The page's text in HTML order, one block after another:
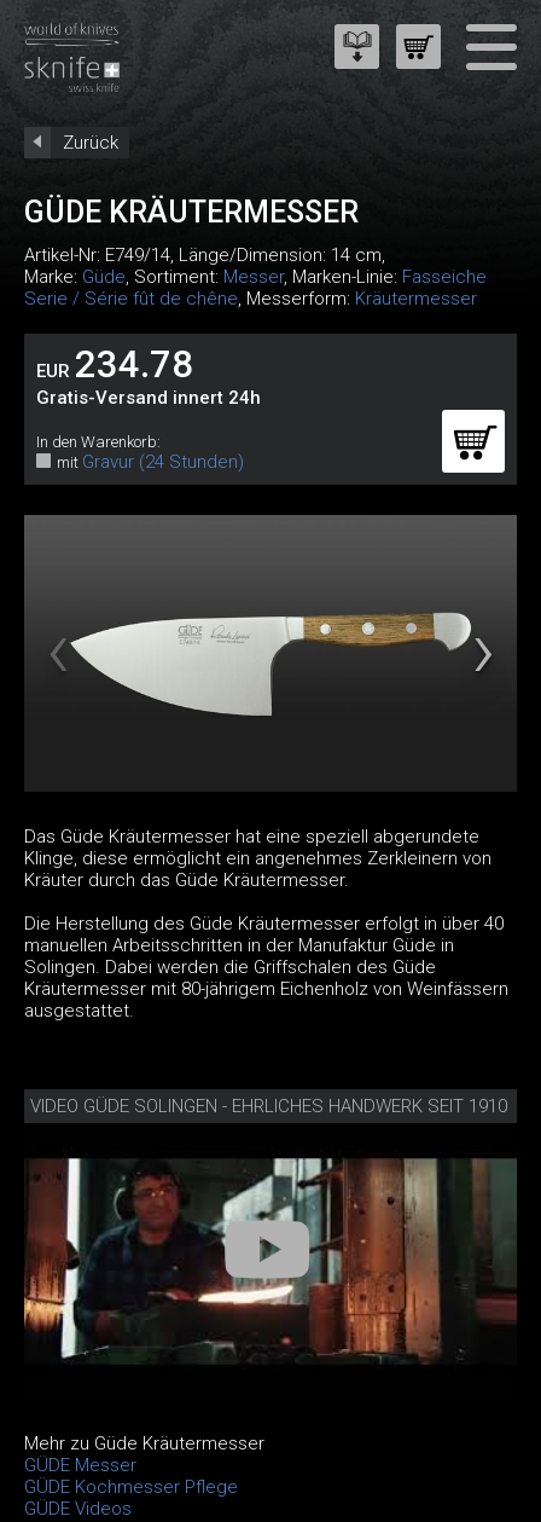
Zurück
GÜDE KRÄUTERMESSER
Artikel-Nr: E749/14, Länge/Dimension: 14 cm,
Marke: Güde, Sortiment: Messer, Marken-Linie: Fasseiche
Serie / Série fût de chêne, Messerform: Kräutermesser
EUR 234.78
Gratis-Versand innert 24h
In den Warenkorb:
mit Gravur (24 Stunden)
Das Güde Kräutermesser hat eine speziell abgerundete
Klinge, diese ermöglicht ein angenehmes Zerkleinern von
Kräuter durch das Güde Kräutermesser.
Die Herstellung des Güde Kräutermesser erfolgt in über 40
manuellen Arbeitsschritten in der Manufaktur Güde in
Solingen. Dabei werden die Griffschalen des Güde
Kräutermesser mit 80-jährigem Eichenholz von Weinfässern
ausgestattet.
VIDEO GÜDE SOLINGEN - EHRLICHES HANDWERK SEIT 1910
Mehr zu Güde Kräutermesser
GÜDE Messer
GÜDE Kochmesser Pflege
GÜDE Videos